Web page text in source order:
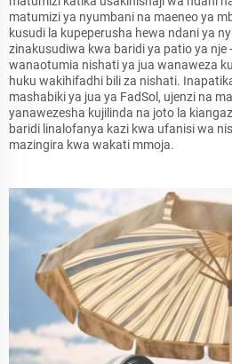
matumizi ya nyumbani na maeneo ya
kusudi la kupeperusha hewa ndani ya
zinakusudiwa kwa baridi ya patio ya nje
wanaotumia nishati ya jua wanaweza
huku wakihifadhi bili za nishati.
mashabiki ya jua ya FadSol, ujenzi na
yanawezesha kujilinda na joto la
baridi linalofanya kazi kwa ufanisi wa
mazingira kwa wakati mmoja.